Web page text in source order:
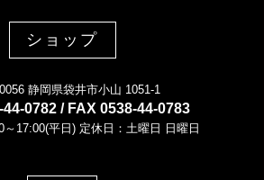
ショップ
静岡県袋井市小山 1051-1
0782 / FAX 0538-44-0783
17:00(平日) 定休日：土曜日 日曜日